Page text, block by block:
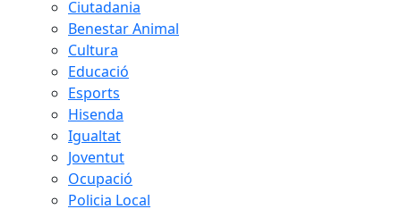
Ciutadania
Benestar Animal
Cultura
Educació
Esports
Hisenda
Igualtat
Joventut
Ocupació
Policia Local